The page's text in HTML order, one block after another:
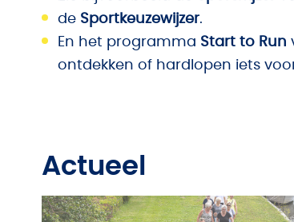
de Sportkeuzewijzer.
En het programma Start to Run
ontdekken of hardlopen iets
Actueel